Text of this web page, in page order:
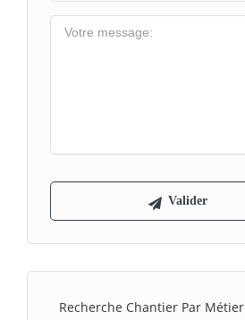
Recherche Chantier Par Métier